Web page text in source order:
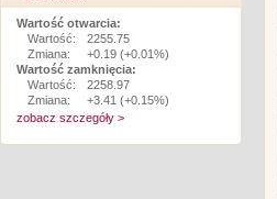
Wartość otwarcia:
Wartość:
2255.75
Zmiana:
+0.19 (+0.01%)
Wartość zamknięcia:
Wartość:
2258.97
Zmiana:
+3.41 (+0.15%)
zobacz szczegóły >